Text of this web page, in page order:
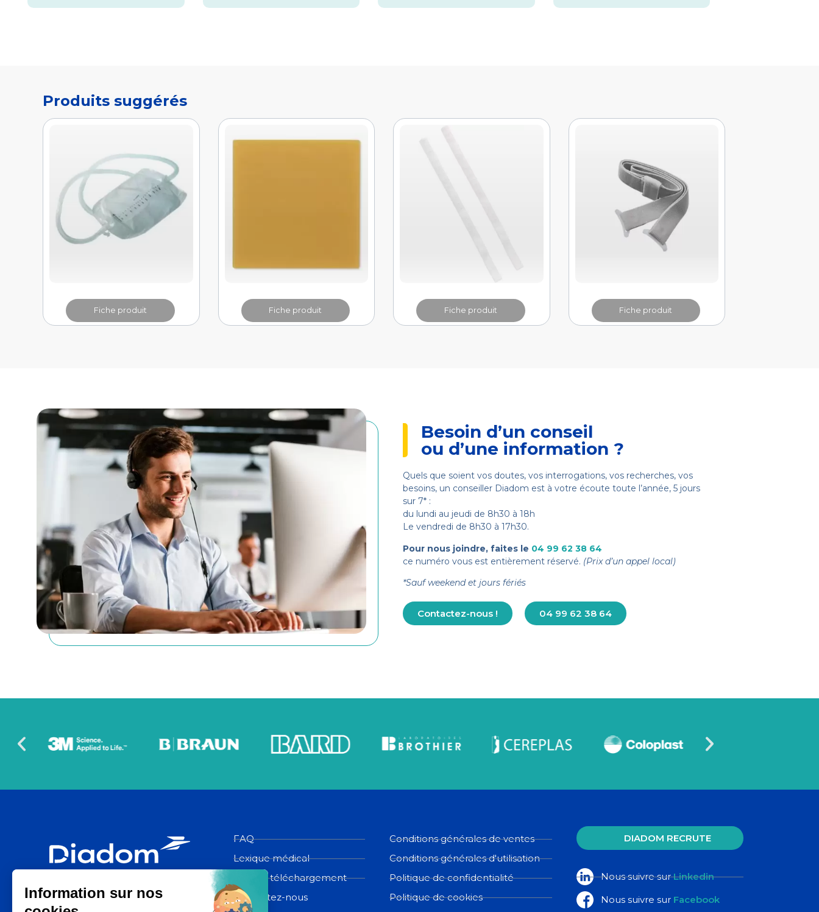
Fiche produit Fiche produit Fiche produit Fiche produit
Besoin d’un conseil
ou d’une information ?
Quels que soient vos doutes, vos interrogations, vos recherches, vos
besoins, un conseiller Diadom est à votre écoute toute l’année, 5 jours
sur 7* :
du lundi au jeudi de 8h30 à 18h
Le vendredi de 8h30 à 17h30.
Pour nous joindre, faites le 04 99 62 38 64
ce numéro vous est entièrement réservé. (Prix d’un appel local)
*Sauf weekend et jours fériés
Contactez-nous ! 04 99 62 38 64
Poste
FAQ
Lexique médical
Espace téléchargement
Contactez-nous
Conditions générales de ventes
Conditions générales d'utilisation
Politique de confidentialité
Politique de cookies
DIADOM RECRUTE
Nous suivre surLinkedin
Nous suivre sur Facebook